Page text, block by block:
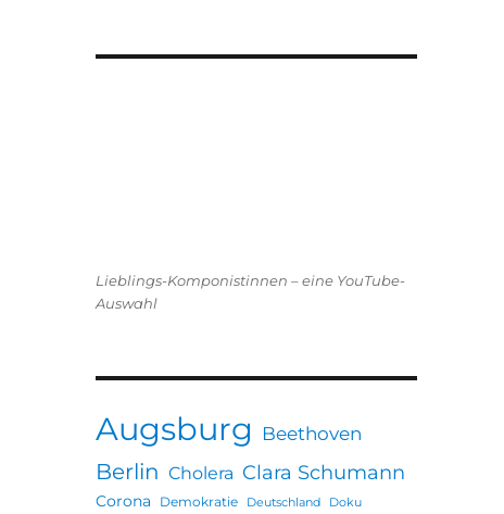
Lieblings-Komponistinnen – eine YouTube-
Auswahl
Augsburg Beethoven
Berlin Cholera Clara Schumann
Corona Demokratie Deutschland Doku